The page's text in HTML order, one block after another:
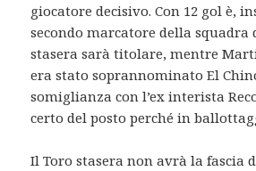
giocatore decisivo. Con 12 gol è,
secondo marcatore della squadra
stasera sarà titolare, mentre
era stato soprannominato El
somiglianza con l’ex interista
certo del posto perché in
Il Toro stasera non avrà la fascia